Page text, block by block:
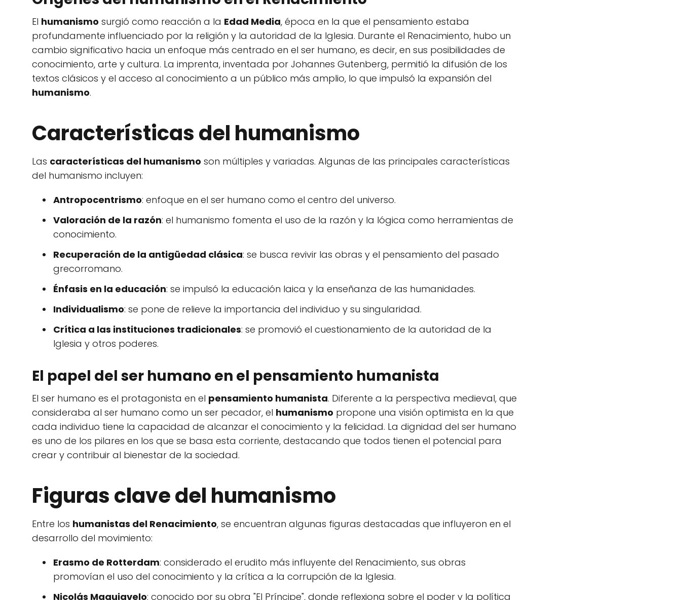
El humanismo surgió como reacción a la Edad Media, época en la que el pensamiento estaba
profundamente influenciado por la religión y la autoridad de la Iglesia. Durante el Renacimiento, hubo un
cambio significativo hacia un enfoque más centrado en el ser humano, es decir, en sus posibilidades de
conocimiento, arte y cultura. La imprenta, inventada por Johannes Gutenberg, permitió la difusión de los
textos clásicos y el acceso al conocimiento a un público más amplio, lo que impulsó la expansión del
humanismo.
Características del humanismo
Las características del humanismo son múltiples y variadas. Algunas de las principales características
del humanismo incluyen:
Antropocentrismo: enfoque en el ser humano como el centro del universo.
Valoración de la razón: el humanismo fomenta el uso de la razón y la lógica como herramientas de
conocimiento.
Recuperación de la antigüedad clásica: se busca revivir las obras y el pensamiento del pasado
grecorromano.
Énfasis en la educación: se impulsó la educación laica y la enseñanza de las humanidades.
Individualismo: se pone de relieve la importancia del individuo y su singularidad.
Crítica a las instituciones tradicionales: se promovió el cuestionamiento de la autoridad de la
Iglesia y otros poderes.
El papel del ser humano en el pensamiento humanista
El ser humano es el protagonista en el pensamiento humanista. Diferente a la perspectiva medieval, que
consideraba al ser humano como un ser pecador, el humanismo propone una visión optimista en la que
cada individuo tiene la capacidad de alcanzar el conocimiento y la felicidad. La dignidad del ser humano
es uno de los pilares en los que se basa esta corriente, destacando que todos tienen el potencial para
crear y contribuir al bienestar de la sociedad.
Figuras clave del humanismo
Entre los humanistas del Renacimiento, se encuentran algunas figuras destacadas que influyeron en el
desarrollo del movimiento:
Erasmo de Rotterdam: considerado el erudito más influyente del Renacimiento, sus obras
promovían el uso del conocimiento y la crítica a la corrupción de la Iglesia.
Nicolás Maquiavelo: conocido por su obra "El Príncipe", donde reflexiona sobre el poder y la política